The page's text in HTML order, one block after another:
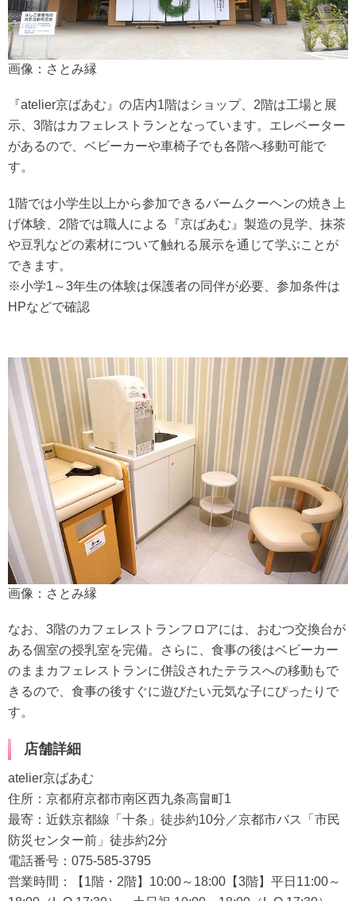
画像：さとみ縁
『atelier京ばあむ』の店内1階はショップ、2階は工場と展
示、3階はカフェレストランとなっています。エレベーター
があるので、ベビーカーや車椅子でも各階へ移動可能で
す。
1階では小学生以上から参加できるバームクーヘンの焼き上
げ体験、2階では職人による『京ばあむ』製造の見学、抹茶
や豆乳などの素材について触れる展示を通じて学ぶことが
できます。
※小学1～3年生の体験は保護者の同伴が必要、参加条件は
HPなどで確認
画像：さとみ縁
なお、3階のカフェレストランフロアには、おむつ交換台が
ある個室の授乳室を完備。さらに、食事の後はベビーカー
のままカフェレストランに併設されたテラスへの移動もで
きるので、食事の後すぐに遊びたい元気な子にぴったりで
す。
店舗詳細
atelier京ばあむ
住所：京都府京都市南区西九条高畠町1
最寄：近鉄京都線「十条」徒歩約10分／京都市バス「市民
防災センター前」徒歩約2分
電話番号：075-585-3795
営業時間：【1階・2階】10:00～18:00【3階】平日11:00～